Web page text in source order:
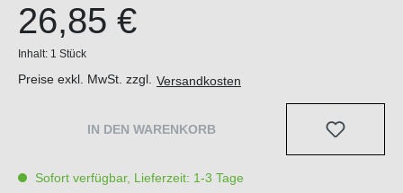
26,85 €
Inhalt: 1 Stück
Preise exkl. MwSt. zzgl. Versandkosten
IN DEN WARENKORB
Sofort verfügbar, Lieferzeit: 1-3 Tage